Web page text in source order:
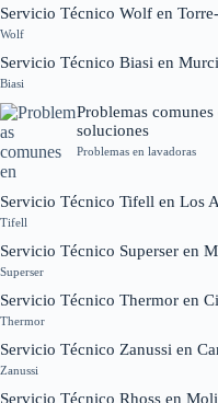
Servicio Técnico Wolf en
Wolf
Servicio Técnico Biasi en
Biasi
Problemas
soluciones
Problemas en lavadoras
Servicio Técnico Tifell en Los
Tifell
Servicio Técnico Superser en
Superser
Servicio Técnico Thermor en
Thermor
Servicio Técnico Zanussi en
Zanussi
Servicio Técnico Rhoss en